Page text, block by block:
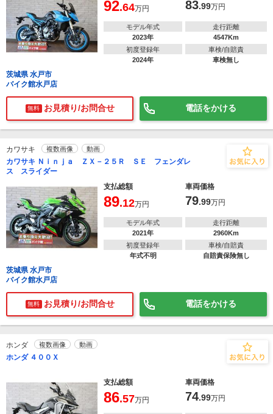
92.64万円 83.99万円
モデル年式
2023年
走行距離
4547Km
初度登録年
2024年
車検/自賠責
車検無し
茨城県 水戸市
バイク館水戸店
無料 お見積り/お問合せ 電話をかける
カワサキ 複数画像 動画
カワサキ Ｎｉｎｊａ ＺＸ－２５Ｒ ＳＥ フェンダレ
ス スライダー
支払総額
車両価格
89.12万円 79.99万円
モデル年式
2021年
走行距離
2960Km
初度登録年
年式不明
車検/自賠責
自賠責保険無し
茨城県 水戸市
バイク館水戸店
無料 お見積り/お問合せ 電話をかける
ホンダ 複数画像 動画
ホンダ ４００Ｘ
支払総額 車両価格
86.57万円 74.99万円